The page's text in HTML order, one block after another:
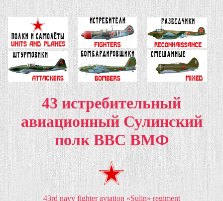
43 истребительный
авиационный Сулинский
полк ВВС ВМФ
43rd navy fighter aviation «Sulin» regiment